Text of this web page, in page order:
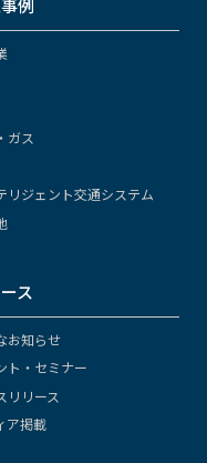
例
ガス
リジェント交通システム
ス
お知らせ
ト・セミナー
リリース
ア掲載